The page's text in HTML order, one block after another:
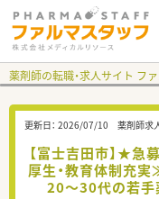
薬剤師の転職・求人サイト フ
更新日： 2026/07/10 薬剤師求
【富士吉田市】★
厚生・教育体制充
20～30代の若手